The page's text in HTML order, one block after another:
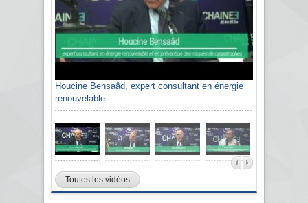
Houcine Bensaâd, expert consultant en énergie
renouvelable
Toutes les vidéos